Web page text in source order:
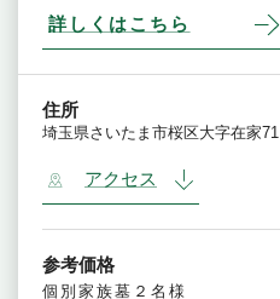
詳しくはこちら
住所
埼玉県さいたま市桜区大字在家71
アクセス
参考価格
個別家族墓２名様